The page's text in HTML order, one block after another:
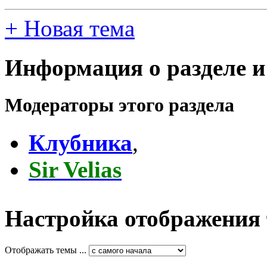
+ Новая тема
Информация о разделе
Модераторы этого раздела
Клубника,
Sir Velias
Настройка отображения
Отображать темы ...